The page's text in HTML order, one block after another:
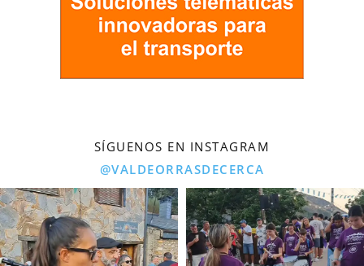
SÍGUENOS EN INSTAGRAM
@VALDEORRASDECERCA